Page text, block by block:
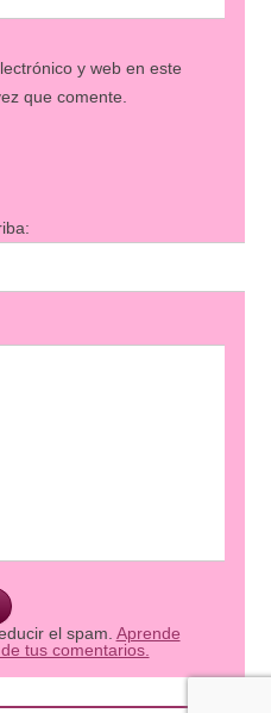
y web en este
que comente.
el spam. Aprende
tus comentarios.